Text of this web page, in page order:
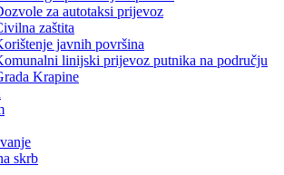
za autotaksi prijevoz
zaštita
javnih površina
linijski prijevoz putnika na području
Krapine
skrb